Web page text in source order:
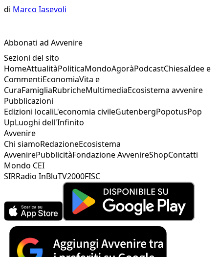
di Marco Iasevoli
Abbonati ad Avvenire
Sezioni del sito
HomeAttualitàPoliticaMondoAgoràPodcastChiesaIdee e
CommentiEconomiaVita e
CuraFamigliaRubricheMultimediaEcosistema avvenire
Pubblicazioni
Edizioni localiL'economia civileGutenbergPopotusPop
UpLuoghi dell'Infinito
Avvenire
Chi siamoRedazioneEcosistema
AvvenirePubblicitàFondazione AvvenireShopContatti
Mondo CEI
SIRRadio InBluTV2000FISC